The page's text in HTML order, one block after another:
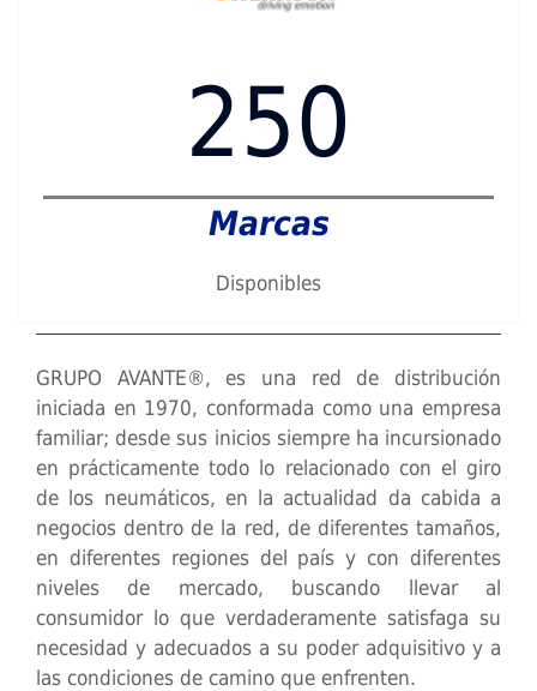
250
Marcas
Disponibles
GRUPO AVANTE®, es una red de distribución
iniciada en 1970, conformada como una empresa
familiar; desde sus inicios siempre ha incursionado
en prácticamente todo lo relacionado con el giro
de los neumáticos, en la actualidad da cabida a
negocios dentro de la red, de diferentes tamaños,
en diferentes regiones del país y con diferentes
niveles de mercado, buscando llevar al
consumidor lo que verdaderamente satisfaga su
necesidad y adecuados a su poder adquisitivo y a
las condiciones de camino que enfrenten.